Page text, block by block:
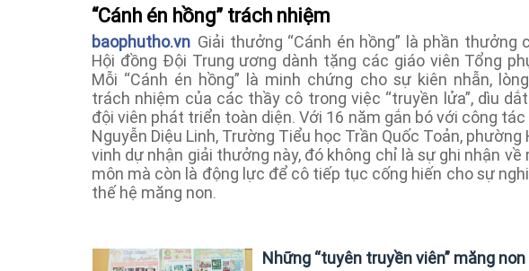
“Cánh én hồng” trách nhiệm
baophutho.vn Giải thưởng “Cánh én hồng” là phần thưởng
Hội đồng Đội Trung ương dành tặng các giáo viên Tổng
Mỗi “Cánh én hồng” là minh chứng cho sự kiên nhẫn,
trách nhiệm của các thầy cô trong việc “truyền lửa”, dìu
đội viên phát triển toàn diện. Với 16 năm gắn bó với công
Nguyễn Diệu Linh, Trường Tiểu học Trần Quốc Toản, phường
vinh dự nhận giải thưởng này, đó không chỉ là sự ghi nhận về
môn mà còn là động lực để cô tiếp tục cống hiến cho sự
thế hệ măng non.
Những “tuyên truyền viên” măng non